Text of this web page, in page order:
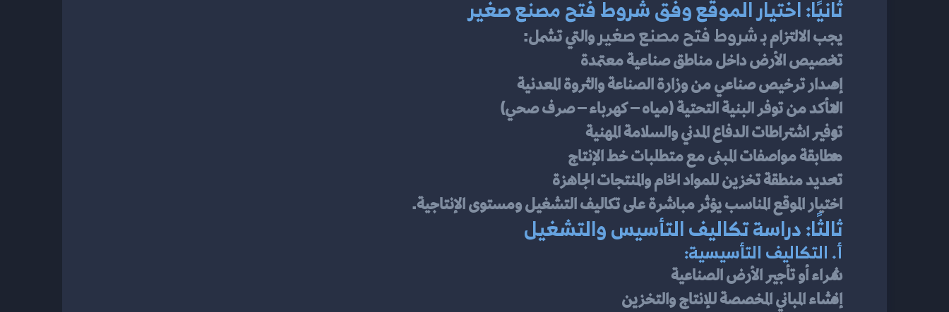
ثانيًا: اختيار الموقع وفق شروط فتح مصنع صغير
يجب الالتزام بـ شروط فتح مصنع صغير والتي تشمل:
تخصيص الأرض داخل مناطق صناعية معتمدة
إصدار ترخيص صناعي من وزارة الصناعة والثروة المعدنية
التأكد من توفر البنية التحتية (مياه – كهرباء – صرف صحي)
توفير اشتراطات الدفاع المدني والسلامة المهنية
مطابقة مواصفات المبنى مع متطلبات خط الإنتاج
تحديد منطقة تخزين للمواد الخام والمنتجات الجاهزة
اختيار الموقع المناسب يؤثر مباشرة على تكاليف التشغيل ومستوى الإنتاجية.
ثالثًا: دراسة تكاليف التأسيس والتشغيل
أ. التكاليف التأسيسية:
شراء أو تأجير الأرض الصناعية
إنشاء المباني المخصصة للإنتاج والتخزين